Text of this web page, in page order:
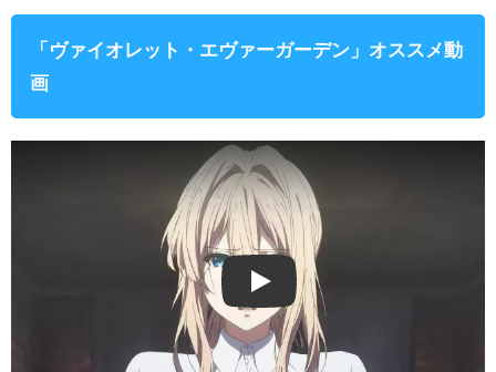
「ヴァイオレット・エヴァーガーデン」オススメ動
画
Play